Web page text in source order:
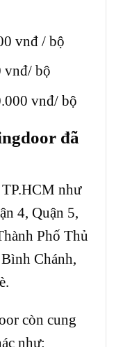
vnđ / bộ
vnđ/ bộ
vnđ/ bộ
đã
như
4, Quận 5,
Phố Thủ
Chánh,
còn cung
như: